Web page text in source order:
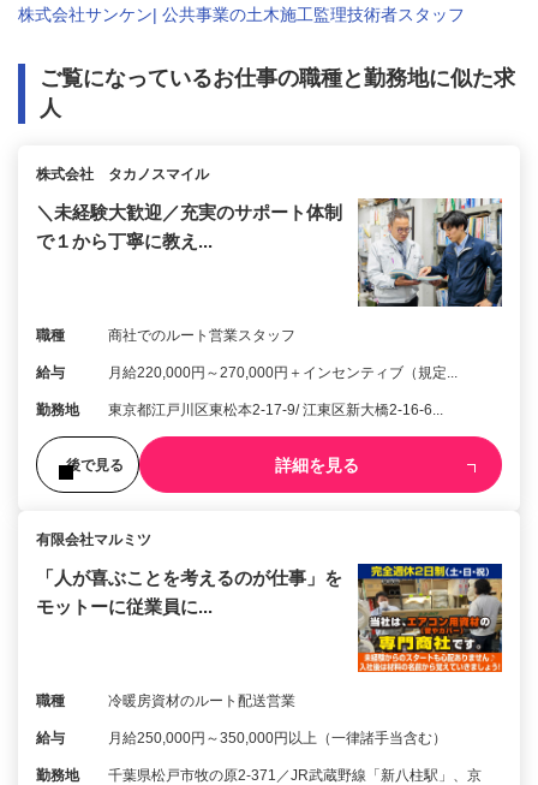
株式会社サンケン| 公共事業の土木施工監理技術者スタッフ
ご覧になっているお仕事の職種と勤務地に似た求
人
株式会社 タカノスマイル
＼未経験大歓迎／充実のサポート体制
で１から丁寧に教え...
職種 商社でのルート営業スタッフ
給与 月給220,000円～270,000円＋インセンティブ（規定...
勤務地 東京都江戸川区東松本2-17-9/ 江東区新大橋2-16-6...
後で見る 詳細を見る
有限会社マルミツ
「人が喜ぶことを考えるのが仕事」を
モットーに従業員に...
職種 冷暖房資材のルート配送営業
給与 月給250,000円～350,000円以上（一律諸手当含む）
勤務地
千葉県松戸市牧の原2-371／JR武蔵野線「新八柱駅」、京